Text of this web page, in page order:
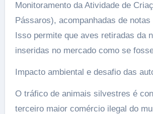
Monitoramento da Atividade de
Pássaros), acompanhadas de
Isso permite que aves retiradas da
inseridas no mercado como se
Impacto ambiental e desafio das
O tráfico de animais silvestres é
terceiro maior comércio ilegal do